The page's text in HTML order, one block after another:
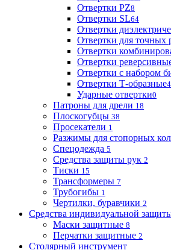
Отвертки PZ8
Отвертки SL64
Отвертки
Отвертки для точных
Отвертки
Отвертки
Отвертки с набором
Отвертки Т-образные4
Ударные отвертки0
Патроны для дрели 18
Плоскогубцы 38
Просекатели 1
Разжимы для стопорных
Спецодежда 5
Средства защиты рук 2
Тиски 15
Трансформеры 7
Трубогибы 1
Чертилки, буравчики 2
Средства индивидуальной
Маски защитные 8
Перчатки защитные 2
Столярный инструмент